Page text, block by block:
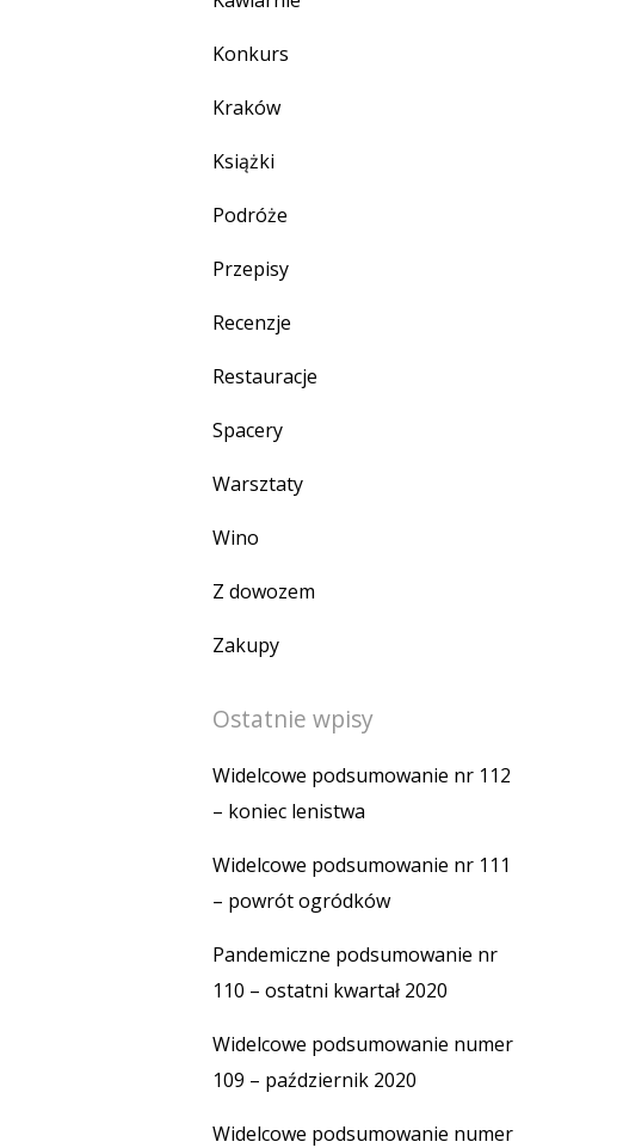
Konkurs
Kraków
Książki
Podróże
Przepisy
Recenzje
Restauracje
Spacery
Warsztaty
Wino
Z dowozem
Zakupy
Ostatnie wpisy
Widelcowe podsumowanie nr 112
– koniec lenistwa
Widelcowe podsumowanie nr 111
– powrót ogródków
Pandemiczne podsumowanie nr
110 – ostatni kwartał 2020
Widelcowe podsumowanie numer
109 – październik 2020
Widelcowe podsumowanie numer